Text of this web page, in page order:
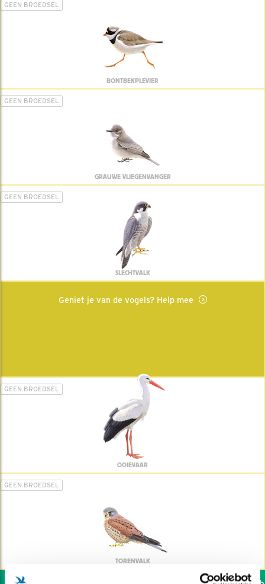
GEEN BROEDSEL
BONTBEKPLEVIER
GEEN BROEDSEL
GRAUWE VLIEGENVANGER
GEEN BROEDSEL
SLECHTVALK
Geniet je van de vogels? Help mee
GEEN BROEDSEL
OOIEVAAR
GEEN BROEDSEL
TORENVALK